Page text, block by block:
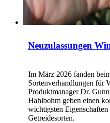
Neuzulassungen
Im März 2026 fanden
Sortenverhandlungen für
Produktmanager Dr.
Hahlbohm geben einen
wichtigsten Eigenschaften
Getreidesorten.